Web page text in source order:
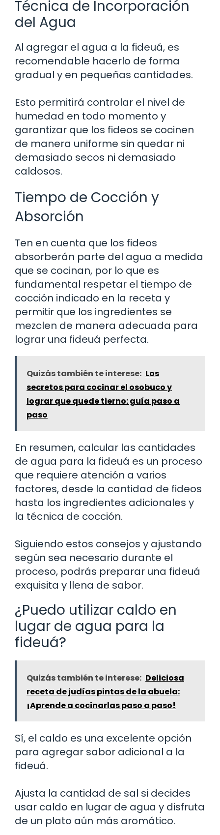
Técnica de Incorporación
del Agua
Al agregar el agua a la fideuá, es
recomendable hacerlo de forma
gradual y en pequeñas cantidades.
Esto permitirá controlar el nivel de
humedad en todo momento y
garantizar que los fideos se cocinen
de manera uniforme sin quedar ni
demasiado secos ni demasiado
caldosos.
Tiempo de Cocción y
Absorción
Ten en cuenta que los fideos
absorberán parte del agua a medida
que se cocinan, por lo que es
fundamental respetar el tiempo de
cocción indicado en la receta y
permitir que los ingredientes se
mezclen de manera adecuada para
lograr una fideuá perfecta.
Quizás también te interese: Los
secretos para cocinar el osobuco y
lograr que quede tierno: guía paso a
paso
En resumen, calcular las cantidades
de agua para la fideuá es un proceso
que requiere atención a varios
factores, desde la cantidad de fideos
hasta los ingredientes adicionales y
la técnica de cocción.
Siguiendo estos consejos y ajustando
según sea necesario durante el
proceso, podrás preparar una fideuá
exquisita y llena de sabor.
¿Puedo utilizar caldo en
lugar de agua para la
fideuá?
Quizás también te interese: Deliciosa
receta de judías pintas de la abuela:
¡Aprende a cocinarlas paso a paso!
Sí, el caldo es una excelente opción
para agregar sabor adicional a la
fideuá.
Ajusta la cantidad de sal si decides
usar caldo en lugar de agua y disfruta
de un plato aún más aromático.